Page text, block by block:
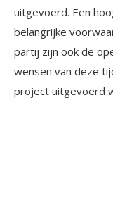
uitgevoerd. Een
belangrijke
partij zijn ook de
wensen van deze
project uitgevoerd